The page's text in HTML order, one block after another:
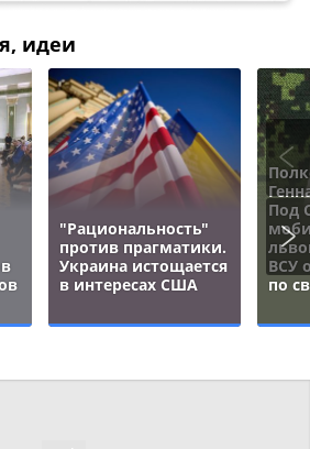
идеи
"Рациональность"
против прагматики.
Украина истощается
в интересах США
Под
ВСУ
по